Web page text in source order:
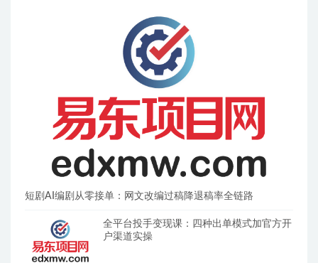
短剧AI编剧从零接单：网文改编过稿降退稿率全链路
全平台投手变现课：四种出单模式加官方开
户渠道实操